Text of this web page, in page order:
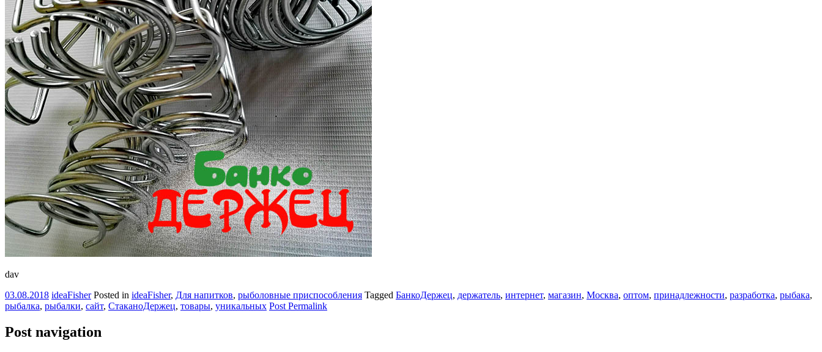
dav
03.08.2018 ideaFisher Posted in ideaFisher, Для напитков, рыболовные приспособления Tagged БанкоДержец, держатель, интернет, магазин, Москва, оптом, принадлежности, разработка, рыбака,
рыбалка, рыбалки, сайт, СтаканоДержец, товары, уникальных Post Permalink
Post navigation